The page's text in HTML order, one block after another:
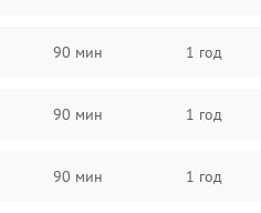
90 мин 1 год
90 мин 1 год
90 мин 1 год